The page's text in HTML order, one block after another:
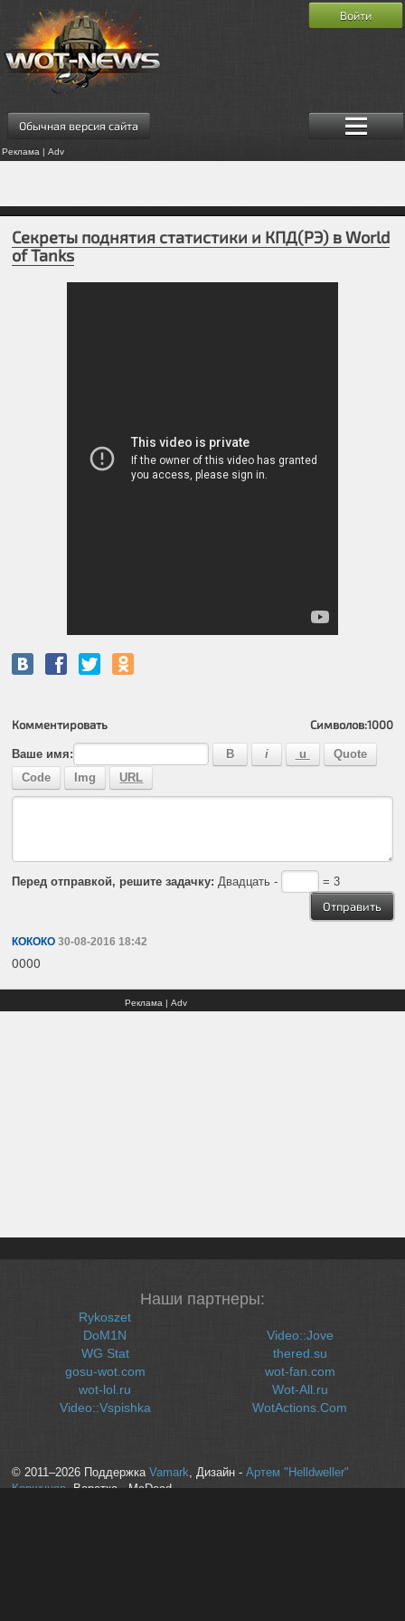
Обычная версия сайта
Реклама | Adv
Войти
Секреты поднятия статистики и КПД(РЭ) в World
of Tanks
Комментировать Символов:1000
Ваше имя:
Перед отправкой, решите задачку: Двадцать - = 3
КОКОКО 30-08-2016 18:42
0000
Реклама | Adv
Наши партнеры:
Rykoszet
DoM1N
WG Stat
gosu-wot.com
wot-lol.ru
Video::Vspishka
Video::Jove
thered.su
wot-fan.com
Wot-All.ru
WotActions.Com
© 2011–2026 Поддержка Vamark , Дизайн - Артем "Helldweller"
Коршунов, Верстка - McDead